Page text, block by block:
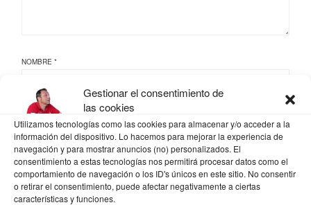
Gestionar el consentimiento de
las cookies
Utilizamos tecnologías como las cookies para almacenar y/o acceder a la
información del dispositivo. Lo hacemos para mejorar la experiencia de
navegación y para mostrar anuncios (no) personalizados. El
consentimiento a estas tecnologías nos permitirá procesar datos como el
comportamiento de navegación o los ID's únicos en este sitio. No consentir
o retirar el consentimiento, puede afectar negativamente a ciertas
características y funciones.
NOMBRE*
CORREO ELECTRÓNICO*
WEB